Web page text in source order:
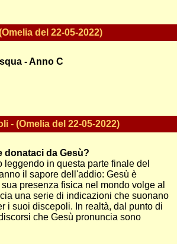
del 22-05-2022)
- Anno C
- (Omelia del 22-05-2022)
donataci da Gesù?
leggendo in questa parte finale del
il sapore dell'addio: Gesù è
presenza fisica nel mondo volge al
una serie di indicazioni che suonano
i suoi discepoli. In realtà, dal punto di
che Gesù pronuncia sono